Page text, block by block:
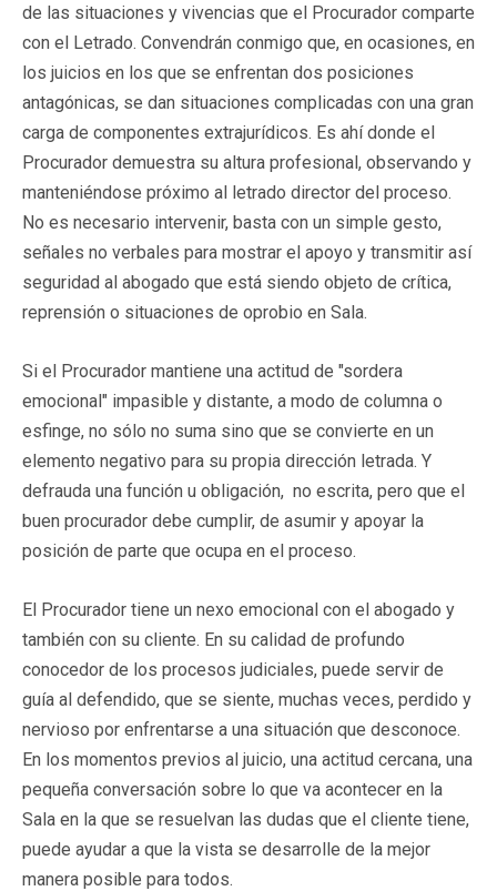
de las situaciones y vivencias que el Procurador comparte
con el Letrado. Convendrán conmigo que, en ocasiones, en
los juicios en los que se enfrentan dos posiciones
antagónicas, se dan situaciones complicadas con una gran
carga de componentes extrajurídicos. Es ahí donde el
Procurador demuestra su altura profesional, observando y
manteniéndose próximo al letrado director del proceso.
No es necesario intervenir, basta con un simple gesto,
señales no verbales para mostrar el apoyo y transmitir así
seguridad al abogado que está siendo objeto de crítica,
reprensión o situaciones de oprobio en Sala.
Si el Procurador mantiene una actitud de "sordera
emocional" impasible y distante, a modo de columna o
esfinge, no sólo no suma sino que se convierte en un
elemento negativo para su propia dirección letrada. Y
defrauda una función u obligación, no escrita, pero que el
buen procurador debe cumplir, de asumir y apoyar la
posición de parte que ocupa en el proceso.
El Procurador tiene un nexo emocional con el abogado y
también con su cliente. En su calidad de profundo
conocedor de los procesos judiciales, puede servir de
guía al defendido, que se siente, muchas veces, perdido y
nervioso por enfrentarse a una situación que desconoce.
En los momentos previos al juicio, una actitud cercana, una
pequeña conversación sobre lo que va acontecer en la
Sala en la que se resuelvan las dudas que el cliente tiene,
puede ayudar a que la vista se desarrolle de la mejor
manera posible para todos.